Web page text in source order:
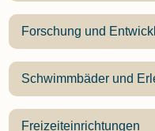
Forschung und
Schwimmbäder und
Freizeiteinrichtungen